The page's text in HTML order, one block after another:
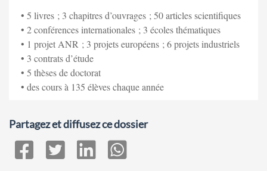
• 5 livres ; 3 chapitres d’ouvrages ; 50 articles scientifiques
• 2 conférences internationales ; 3 écoles thématiques
• 1 projet ANR ; 3 projets européens ; 6 projets industriels
• 3 contrats d’étude
• 5 thèses de doctorat
• des cours à 135 élèves chaque année
Partagez et diffusez ce dossier